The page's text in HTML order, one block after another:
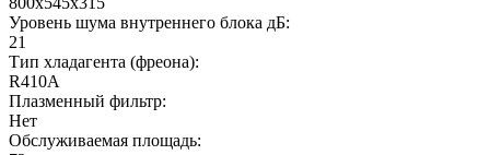
Уровень шума внутреннего блока дБ:
21
Тип хладагента (фреона):
R410A
Плазменный фильтр:
Нет
Обслуживаемая площадь: